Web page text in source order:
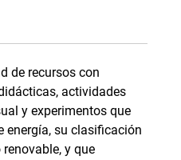
de recursos con
actividades
y experimentos que
energía, su clasificación
y que